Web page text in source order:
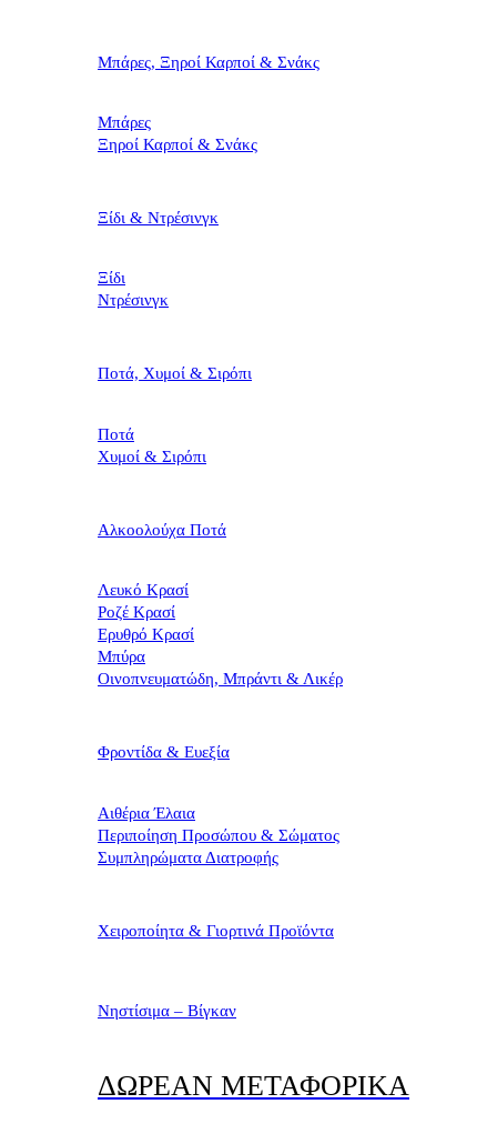
Μπάρες, Ξηροί Καρποί & Σνάκς
Μπάρες
Ξηροί Καρποί & Σνάκς
Ξίδι & Ντρέσινγκ
Ξίδι
Ντρέσινγκ
Ποτά, Χυμοί & Σιρόπι
Ποτά
Χυμοί & Σιρόπι
Αλκοολούχα Ποτά
Λευκό Κρασί
Ροζέ Κρασί
Ερυθρό Κρασί
Μπύρα
Οινοπνευματώδη, Μπράντι & Λικέρ
Φροντίδα & Ευεξία
Αιθέρια Έλαια
Περιποίηση Προσώπου & Σώματος
Συμπληρώματα Διατροφής
Χειροποίητα & Γιορτινά Προϊόντα
Νηστίσιμα – Βίγκαν
ΔΩΡΕΑΝ ΜΕΤΑΦΟΡΙΚΑ